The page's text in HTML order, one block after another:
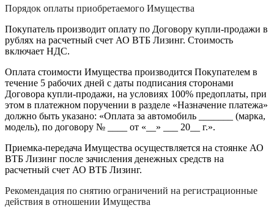
Порядок оплаты приобретаемого Имущества
Покупатель производит оплату по Договору купли-продажи в
рублях на расчетный счет АО ВТБ Лизинг. Стоимость
включает НДС.
Оплата стоимости Имущества производится Покупателем в
течение 5 рабочих дней с даты подписания сторонами
Договора купли-продажи, на условиях 100% предоплаты, при
этом в платежном поручении в разделе «Назначение платежа»
должно быть указано: «Оплата за автомобиль _______ (марка,
модель), по договору № ____ от «__» ___ 20__ г.».
Приемка-передача Имущества осуществляется на стоянке АО
ВТБ Лизинг после зачисления денежных средств на
расчетный счет АО ВТБ Лизинг.
Рекомендация по снятию ограничений на регистрационные
действия в отношении Имущества